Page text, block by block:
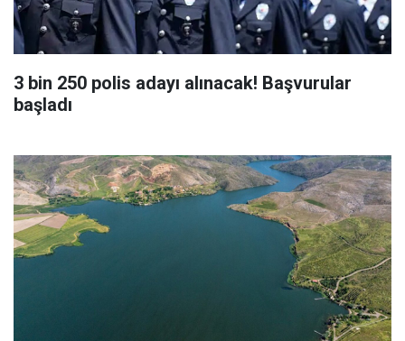
3 bin 250 polis adayı alınacak! Başvurular
başladı